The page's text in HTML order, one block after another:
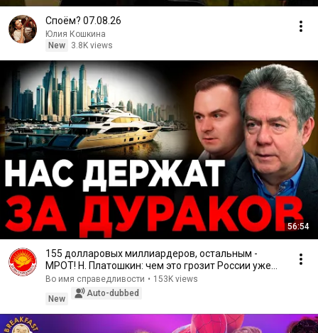
Споём? 07.08.26
Юлия Кошкина
New
3.8K views
56:54
155 долларовых миллиардеров, остальным -
МРОТ! Н. Платошкин: чем это грозит России уже
завтра!
Во имя справедливости • 153K views
New
Auto-dubbed